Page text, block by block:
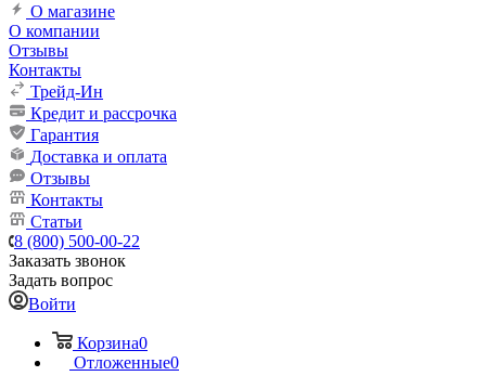
О магазине
О компании
Отзывы
Контакты
Трейд-Ин
Кредит и рассрочка
Гарантия
Доставка и оплата
Отзывы
Контакты
Статьи
8 (800) 500-00-22
Заказать звонок
Задать вопрос
Войти
Корзина0
Отложенные0